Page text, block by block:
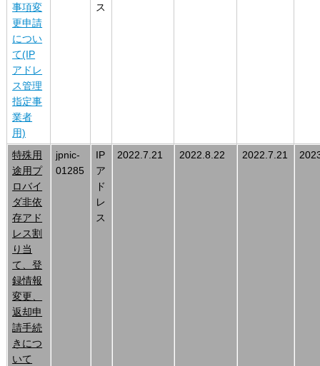
事項変
更申請
につい
て(IP
アドレ
ス管理
指定事
業者
用)
ス
特殊用
途用プ
ロバイ
ダ非依
存アド
レス割
り当
て、登
録情報
変更、
返却申
請手続
きにつ
いて
jpnic-
01285
IP
ア
ド
レ
ス
2022.7.21 2022.8.22 2022.7.21